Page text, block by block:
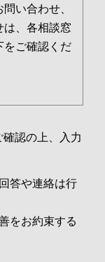
い合わせ、
は、各相談窓
をご確認くだ
認の上、入力
答や連絡は行
をお約束する